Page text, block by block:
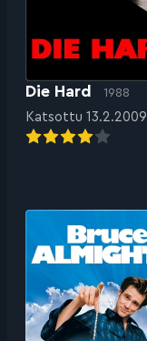
Die Hard 1988
Katsottu 13.2.2009